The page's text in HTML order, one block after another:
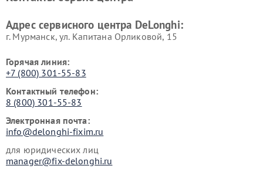
Адрес сервисного центра DeLonghi:
г. Мурманск, ул. Капитана Орликовой, 15
Горячая линия:
+7 (800) 301-55-83
Контактный телефон:
8 (800) 301-55-83
Электронная почта:
info@delonghi-fixim.ru
для юридических лиц
manager@fix-delonghi.ru